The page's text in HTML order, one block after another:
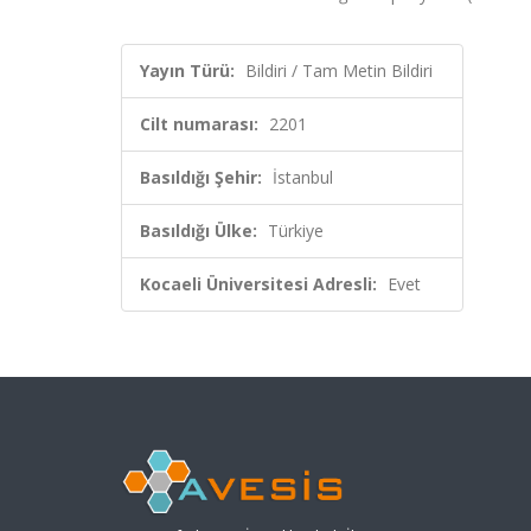
Yayın Türü: Bildiri / Tam Metin Bildiri
Cilt numarası: 2201
Basıldığı Şehir: İstanbul
Basıldığı Ülke: Türkiye
Kocaeli Üniversitesi Adresli: Evet